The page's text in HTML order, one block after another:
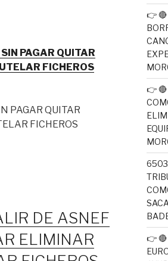
PAGAR QUITAR
FICHEROS
DE ASNEF
ELIMINAR
👉
👉 🔴
👉 🔴